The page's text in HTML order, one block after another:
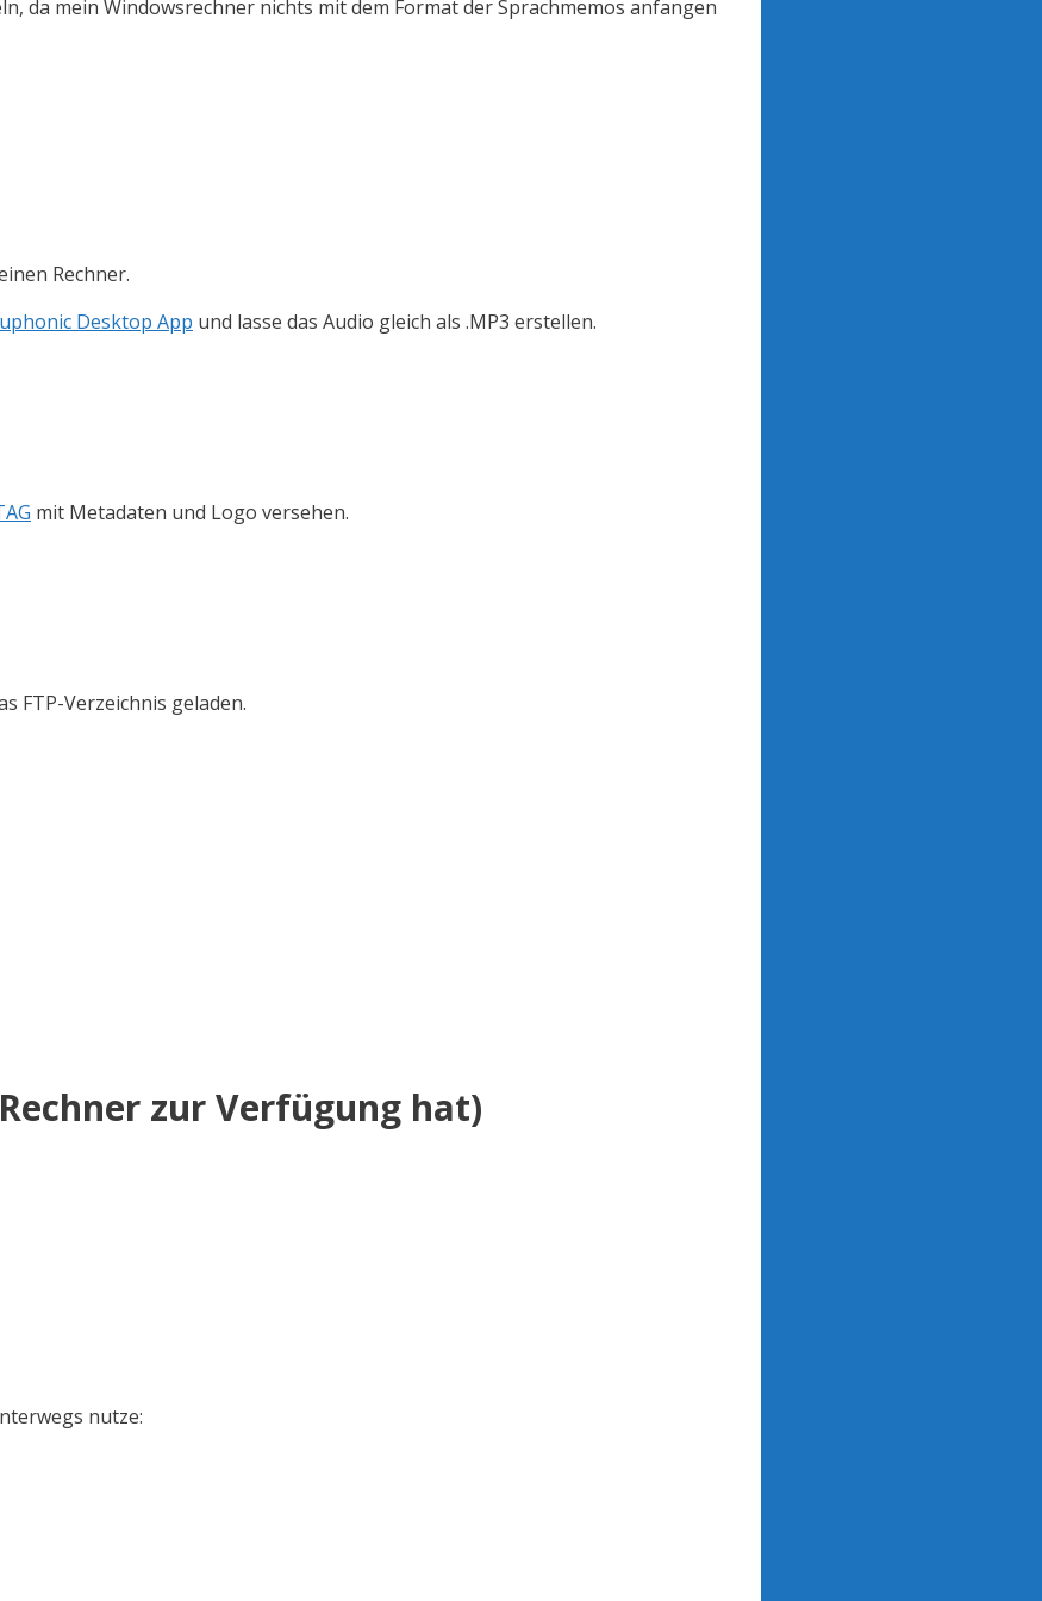
da mein Windowsrechner nichts mit dem Format der Sprachmemos anfangen
Rechner.
Desktop App und lasse das Audio gleich als .MP3 erstellen.
mit Metadaten und Logo versehen.
FTP-Verzeichnis geladen.
zur Verfügung hat)
nutze: